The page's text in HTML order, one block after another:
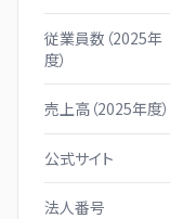
従業員数（2025年
度）
売上高（2025年度）
公式サイト
法人番号